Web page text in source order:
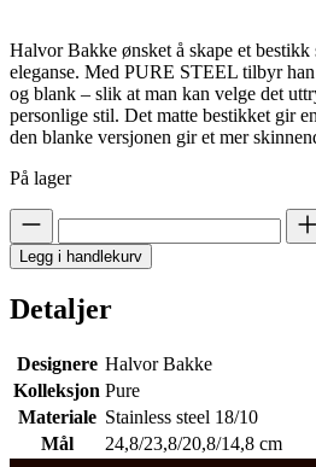
Halvor Bakke ønsket å skape et bestikk
eleganse. Med PURE STEEL tilbyr
og blank – slik at man kan velge det
personlige stil. Det matte bestikket gir
den blanke versjonen gir et mer
På lager
Legg i handlekurv
Detaljer
Designere Halvor Bakke
Kolleksjon Pure
Materiale Stainless steel 18/10
Mål
24,8/23,8/20,8/14,8 cm